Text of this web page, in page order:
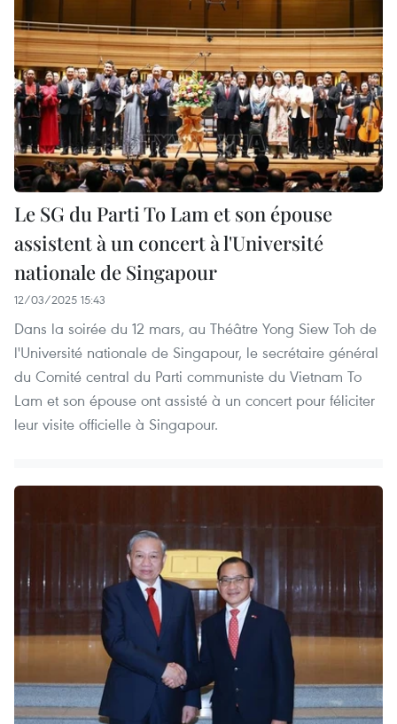
Le SG du Parti To Lam et son épouse
assistent à un concert à l'Université
nationale de Singapour
12/03/2025 15:43
Dans la soirée du 12 mars, au Théâtre Yong Siew Toh de
l'Université nationale de Singapour, le secrétaire général
du Comité central du Parti communiste du Vietnam To
Lam et son épouse ont assisté à un concert pour féliciter
leur visite officielle à Singapour.